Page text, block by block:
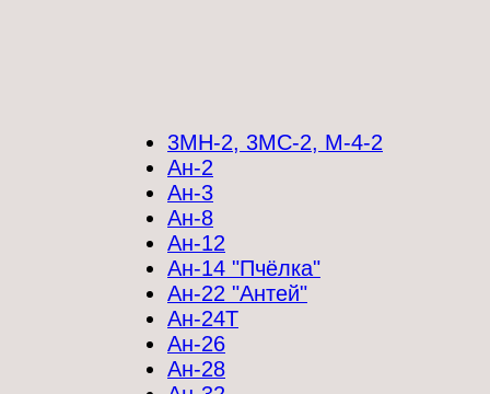
3МН-2, 3МС-2, М-4-2
Ан-2
Ан-3
Ан-8
Ан-12
Ан-14 "Пчёлка"
Ан-22 "Антей"
Ан-24Т
Ан-26
Ан-28